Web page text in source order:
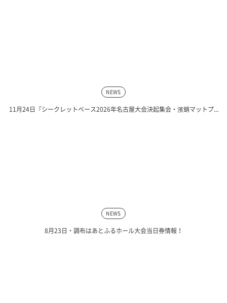
NEWS
11月24日『シークレットベース2026年名古屋大会決起集会・濱蛸マットプ...
NEWS
8月23日・調布はあとふるホール大会当日券情報！